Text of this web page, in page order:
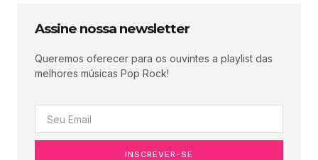
Assine nossa newsletter
Queremos oferecer para os ouvintes a playlist das
melhores músicas Pop Rock!
INSCREVER-SE